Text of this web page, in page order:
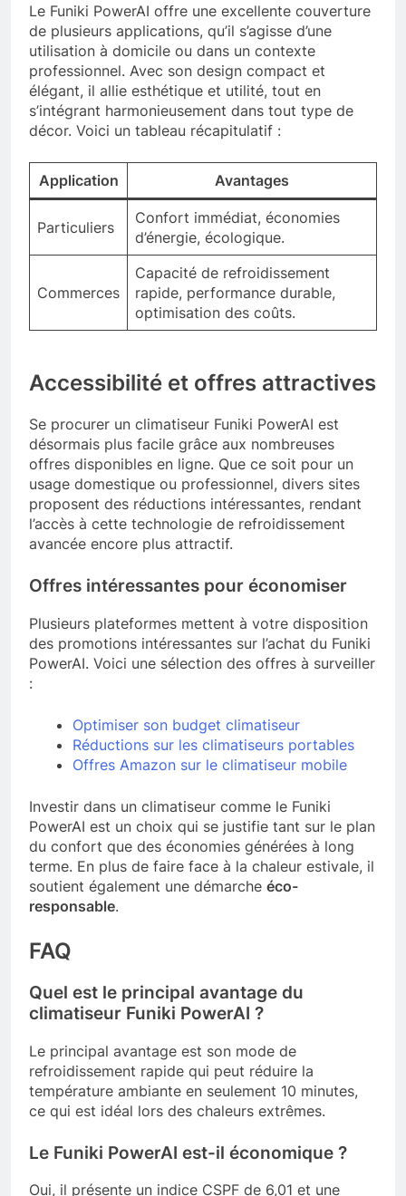
Le Funiki PowerAI offre une excellente couverture
de plusieurs applications, qu’il s’agisse d’une
utilisation à domicile ou dans un contexte
professionnel. Avec son design compact et
élégant, il allie esthétique et utilité, tout en
s’intégrant harmonieusement dans tout type de
décor. Voici un tableau récapitulatif :
Application Avantages
Particuliers
Confort immédiat, économies
d’énergie, écologique.
Commerces
Capacité de refroidissement
rapide, performance durable,
optimisation des coûts.
Accessibilité et offres attractives
Se procurer un climatiseur Funiki PowerAI est
désormais plus facile grâce aux nombreuses
offres disponibles en ligne. Que ce soit pour un
usage domestique ou professionnel, divers sites
proposent des réductions intéressantes, rendant
l’accès à cette technologie de refroidissement
avancée encore plus attractif.
Offres intéressantes pour économiser
Plusieurs plateformes mettent à votre disposition
des promotions intéressantes sur l’achat du Funiki
PowerAI. Voici une sélection des offres à surveiller
:
Optimiser son budget climatiseur
Réductions sur les climatiseurs portables
Offres Amazon sur le climatiseur mobile
Investir dans un climatiseur comme le Funiki
PowerAI est un choix qui se justifie tant sur le plan
du confort que des économies générées à long
terme. En plus de faire face à la chaleur estivale, il
soutient également une démarche éco-
responsable.
FAQ
Quel est le principal avantage du
climatiseur Funiki PowerAI ?
Le principal avantage est son mode de
refroidissement rapide qui peut réduire la
température ambiante en seulement 10 minutes,
ce qui est idéal lors des chaleurs extrêmes.
Le Funiki PowerAI est-il économique ?
Oui, il présente un indice CSPF de 6,01 et une